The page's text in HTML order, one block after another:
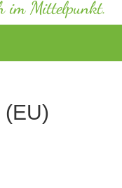
im Mittelpunkt.